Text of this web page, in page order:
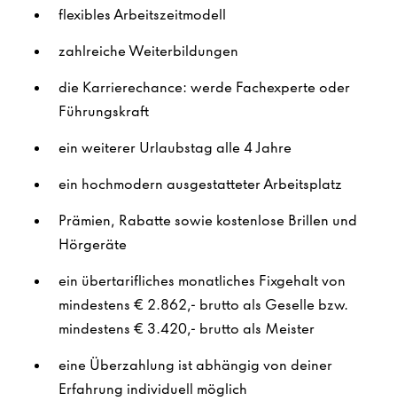
flexibles Arbeitszeitmodell
zahlreiche Weiterbildungen
die Karrierechance: werde Fachexperte oder
Führungskraft
ein weiterer Urlaubstag alle 4 Jahre
ein hochmodern ausgestatteter Arbeitsplatz
Prämien, Rabatte sowie kostenlose Brillen und
Hörgeräte
ein übertarifliches monatliches Fixgehalt von
mindestens € 2.862,- brutto als Geselle bzw.
mindestens € 3.420,- brutto als Meister
eine Überzahlung ist abhängig von deiner
Erfahrung individuell möglich